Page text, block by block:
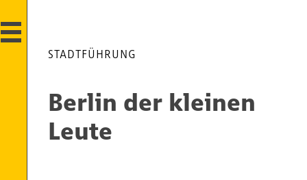
STADTFÜHRUNG
Berlin der kleinen
Leute